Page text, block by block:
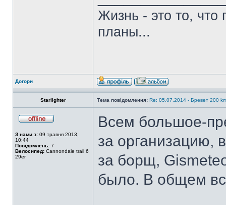
Жизнь - это то,
планы...
Догори
Starlighter Тема повідомлення: Re: 05.07.2014 - Бревет 200
З нами з: 09 травня 2013,
10:44
Повідомлень: 7
Велосипед: Cannondale trail 6
29er
Всем большое-
за организацию,
за борщ,
было. В общем